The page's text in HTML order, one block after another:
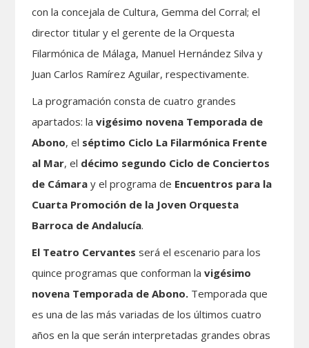
con la concejala de Cultura, Gemma del Corral; el
director titular y el gerente de la Orquesta
Filarmónica de Málaga, Manuel Hernández Silva y
Juan Carlos Ramírez Aguilar, respectivamente.
La programación consta de cuatro grandes
apartados: lavigésimo novena Temporada de
Abono, el séptimo Ciclo La Filarmónica Frente
al Mar, el décimo segundo Ciclo de Conciertos
de Cámara y el programa de Encuentros para la
Cuarta Promoción de la Joven Orquesta
Barroca de Andalucía.
El Teatro Cervantes será el escenario para los
quince programas que conforman lavigésimo
novena Temporada de Abono. Temporada que
es una de las más variadas de los últimos cuatro
años en la que serán interpretadas grandes obras